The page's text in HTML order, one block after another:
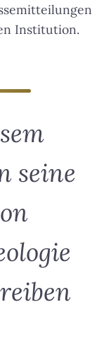
Institution.
seine